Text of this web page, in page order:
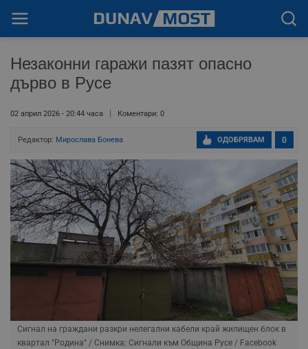
Незаконни гаражи пазят опасно
дърво в Русе
02 април 2026 - 20:44 часа Коментари: 0
Редактор: Мирослава Бонева 0
ОДОБРЯВАМ
Сигнал на граждани разкри нелегални кабели край жилищен блок в
квартал "Родина" / Снимка: Сигнали към Община Русе / Facebook